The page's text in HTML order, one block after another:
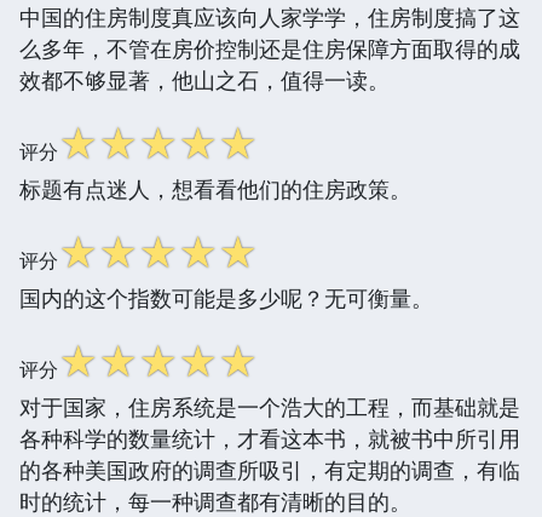
中国的住房制度真应该向人家学学，住房制度搞了这
么多年，不管在房价控制还是住房保障方面取得的成
效都不够显著，他山之石，值得一读。
评分☆☆☆☆☆
标题有点迷人，想看看他们的住房政策。
评分☆☆☆☆☆
国内的这个指数可能是多少呢？无可衡量。
评分☆☆☆☆☆
对于国家，住房系统是一个浩大的工程，而基础就是
各种科学的数量统计，才看这本书，就被书中所引用
的各种美国政府的调查所吸引，有定期的调查，有临
时的统计，每一种调查都有清晰的目的。